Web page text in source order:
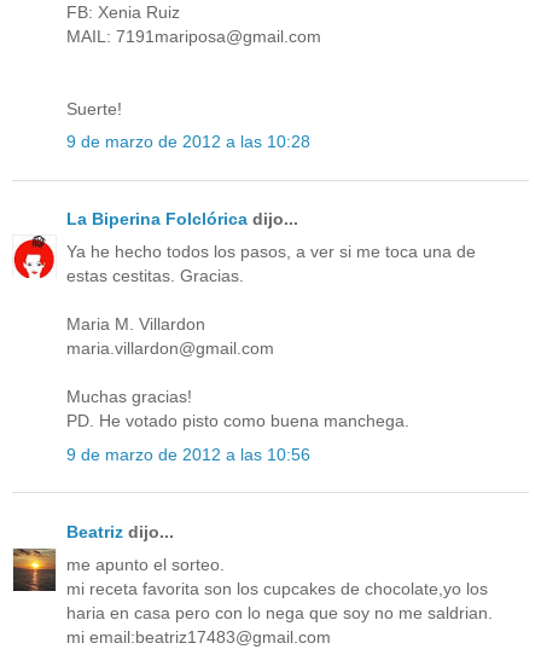
FB: Xenia Ruiz
MAIL: 7191mariposa@gmail.com
Suerte!
9 de marzo de 2012 a las 10:28
La Biperina Folclórica dijo...
Ya he hecho todos los pasos, a ver si me toca una de
estas cestitas. Gracias.
Maria M. Villardon
maria.villardon@gmail.com
Muchas gracias!
PD. He votado pisto como buena manchega.
9 de marzo de 2012 a las 10:56
Beatriz dijo...
me apunto el sorteo.
mi receta favorita son los cupcakes de chocolate,yo los
haria en casa pero con lo nega que soy no me saldrian.
mi email:beatriz17483@gmail.com